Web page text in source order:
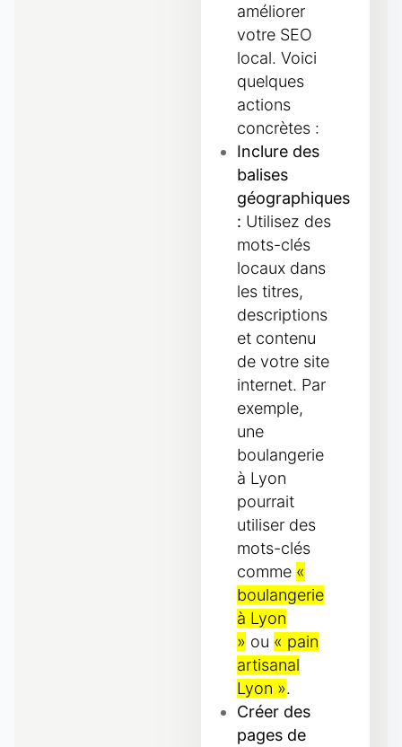
améliorer
votre SEO
local. Voici
quelques
actions
concrètes :
Inclure des
balises
géographiques
: Utilisez des
mots-clés
locaux dans
les titres,
descriptions
et contenu
de votre site
internet. Par
exemple,
une
boulangerie
à Lyon
pourrait
utiliser des
mots-clés
comme «
boulangerie
à Lyon
» ou « pain
artisanal
Lyon ».
Créer des
pages de